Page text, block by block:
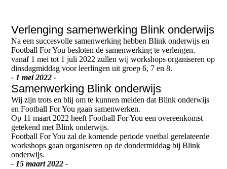
Verlenging samenwerking Blink onderwijs
Na een succesvolle samenwerking hebben Blink onderwijs en
Football For You besloten de samenwerking te verlengen.
vanaf 1 mei tot 1 juli 2022 zullen wij workshops organiseren op
dinsdagmiddag voor leerlingen uit groep 6, 7 en 8.
- 1 mei 2022 -
Samenwerking Blink onderwijs
Wij zijn trots en blij om te kunnen melden dat Blink onderwijs
en Football For You gaan samenwerken.
Op 11 maart 2022 heeft Football For You een overeenkomst
getekend met Blink onderwijs.
Football For You zal de komende periode voetbal gerelateerde
workshops gaan organiseren op de dondermiddag bij Blink
onderwijs.
- 15 maart 2022 -